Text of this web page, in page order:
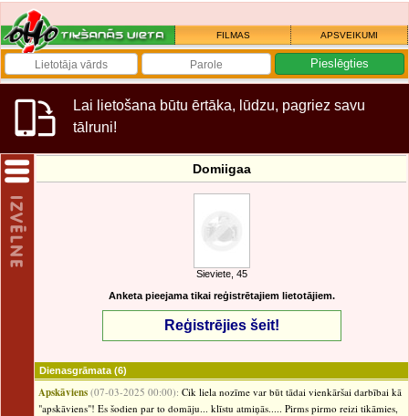
FILMAS APSVEIKUMI
Lai lietošana būtu ērtāka, lūdzu, pagriez savu
tālruni!
Domiigaa
Sieviete, 45
Anketa pieejama tikai reģistrētajiem lietotājiem.
Reģistrējies šeit!
Dienasgrāmata (6)
Apskāviens (07-03-2025 00:00): Cik liela nozīme var būt tādai vienkāršai darbībai kā
"apskāviens"! Es šodien par to domāju... klīstu atmiņās..... Pirms pirmo reizi tikāmies,